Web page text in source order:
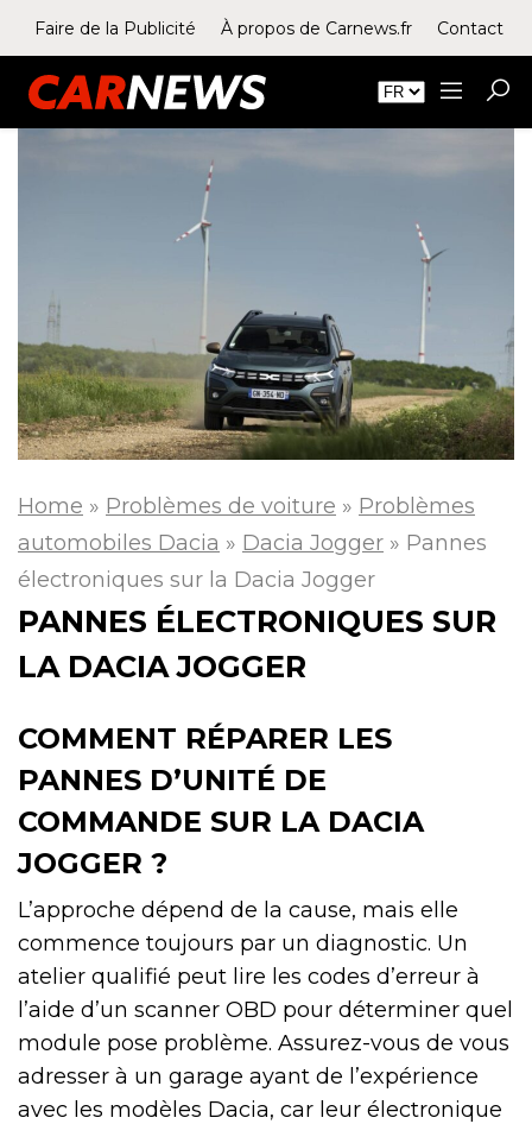
Faire de la Publicité À propos de Carnews.fr Contact
Home » Problèmes de voiture » Problèmes
automobiles Dacia » Dacia Jogger » Pannes
électroniques sur la Dacia Jogger
PANNES ÉLECTRONIQUES SUR
LA DACIA JOGGER
COMMENT RÉPARER LES
PANNES D’UNITÉ DE
COMMANDE SUR LA DACIA
JOGGER ?
L’approche dépend de la cause, mais elle
commence toujours par un diagnostic. Un
atelier qualifié peut lire les codes d’erreur à
l’aide d’un scanner OBD pour déterminer quel
module pose problème. Assurez-vous de vous
adresser à un garage ayant de l’expérience
avec les modèles Dacia, car leur électronique